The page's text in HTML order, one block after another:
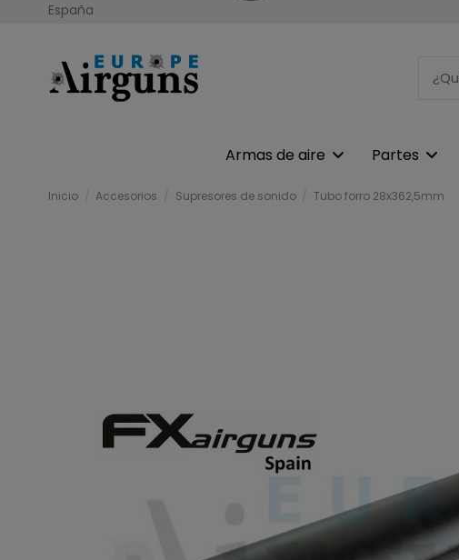
España
Armas de aire Partes
Inicio Accesorios Supresores de sonido Tubo forro 28x362,5mm